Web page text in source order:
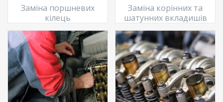
Заміна поршневих
кілець
Заміна корінних та
шатунних вкладишів